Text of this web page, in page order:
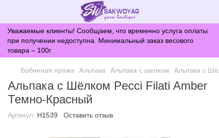
Уважаемые клиенты! Сообщаем, что временно услуга оплаты
при получении недоступна. Минимальный заказ весового
товара – 100г.
Бобинная пряжа Альпака Альпака с шелком Альпака с
Альпака с Шёлком Pecci Filati Amber
Темно-Красный
Артикул: H1539 Оставить отзыв